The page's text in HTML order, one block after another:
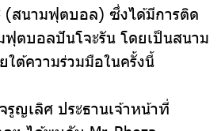
(สนามฟุตบอล) ซึ่งได้มีการติด
ตบอลปันโจะรัน โดยเป็นสนาม
ใต้ความร่วมมือในครั้งนี้
ญเลิศ ประธานเจ้าหน้าที่